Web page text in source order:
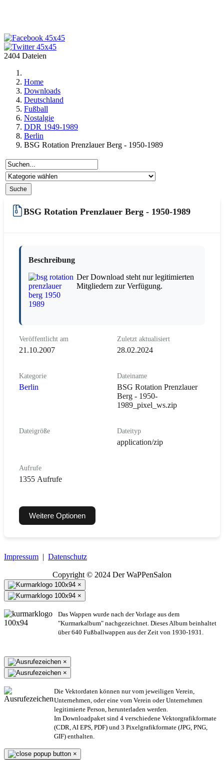
2404 Dateien
Home
Downloads
Deutschland
Fußball
Nostalgie
DDR 1949-1989
Berlin
BSG Rotation Prenzlauer Berg - 1950-1989
BSG Rotation Prenzlauer Berg - 1950-1989
Beschreibung
Der Download steht nur legitimierten
Mitgliedern zur Verfügung.
Veröffentlicht am
21.10.2007
Zuletzt aktualisiert
28.02.2024
Kategorie
Berlin
Dateiname
BSG Rotation Prenzlauer
Berg - 1950-
1989_pixel_ws.zip
Dateigröße Dateityp
application/zip
Aufrufe
1355 Aufrufe
Weitere Optionen
Impressum | Datenschutz
Copyright © 2024 Der WaPPenSalon
×
×
Das Wappen wurde nach der Vorlage aus dem
"Kurmarkalbum" nachgezeichnet. Dieses Album beinhaltet
über 640 Fußballwappen aus der Zeit von 1930-1931.
×
×
Die Vektordaten können nur vom jeweiligen Verein,
Unternehmen, oder eine vom Verein oder Unternehmen
legitimierte Person, herunterladen werden.
Im Downloadpaket sind 4 verschiedene Vektorgrafikformate
(CDR, AI EPS, PDF) und 3 Pixelgrafikformate (JPG, PNG,
GIF) enthalten.
×